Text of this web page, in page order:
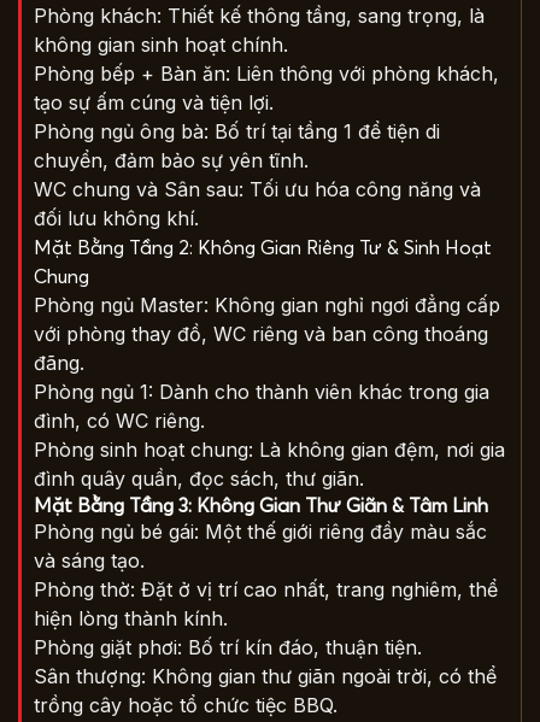
Phòng khách: Thiết kế thông tầng, sang trọng, là
không gian sinh hoạt chính.
Phòng bếp + Bàn ăn: Liên thông với phòng khách,
tạo sự ấm cúng và tiện lợi.
Phòng ngủ ông bà: Bố trí tại tầng 1 để tiện di
chuyển, đảm bảo sự yên tĩnh.
WC chung và Sân sau: Tối ưu hóa công năng và
đối lưu không khí.
Mặt Bằng Tầng 2: Không Gian Riêng Tư & Sinh Hoạt
Chung
Phòng ngủ Master: Không gian nghỉ ngơi đẳng cấp
với phòng thay đồ, WC riêng và ban công thoáng
đãng.
Phòng ngủ 1: Dành cho thành viên khác trong gia
đình, có WC riêng.
Phòng sinh hoạt chung: Là không gian đệm, nơi gia
đình quây quần, đọc sách, thư giãn.
Mặt Bằng Tầng 3: Không Gian Thư Giãn & Tâm Linh
Phòng ngủ bé gái: Một thế giới riêng đầy màu sắc
và sáng tạo.
Phòng thờ: Đặt ở vị trí cao nhất, trang nghiêm, thể
hiện lòng thành kính.
Phòng giặt phơi: Bố trí kín đáo, thuận tiện.
Sân thượng: Không gian thư giãn ngoài trời, có thể
trồng cây hoặc tổ chức tiệc BBQ.